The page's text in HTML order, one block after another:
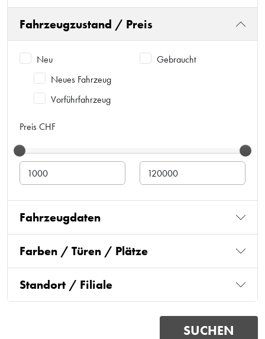
Fahrzeugzustand / Preis
Neu
Neues Fahrzeug
Vorführfahrzeug
Gebraucht
Preis CHF
Fahrzeugdaten
Farben / Türen / Plätze
Standort / Filiale